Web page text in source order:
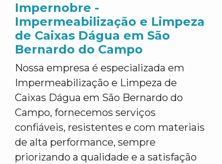
Impernobre -
Impermeabilização e Limpeza
de Caixas Dágua em São
Bernardo do Campo
Nossa empresa é especializada em
Impermeabilização e Limpeza de
Caixas Dágua em São Bernardo do
Campo, fornecemos serviços
confiáveis, resistentes e com materiais
de alta performance, sempre
priorizando a qualidade e a satisfação